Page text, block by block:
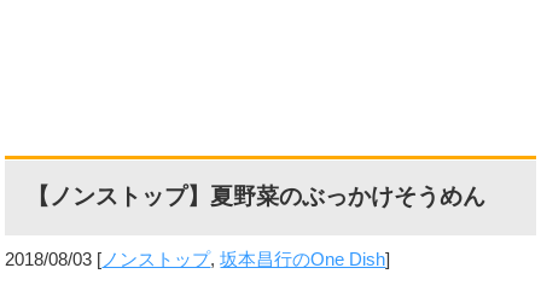
【ノンストップ】夏野菜のぶっかけそうめん
2018/08/03 [ ノンストップ,坂本昌行のOne Dish]